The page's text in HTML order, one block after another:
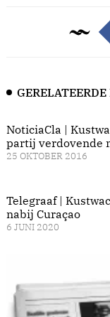
NoticiaCla |
partij verdovende
25 OKTOBER 2016
Telegraaf |
nabij Curaçao
6 JUNI 2020